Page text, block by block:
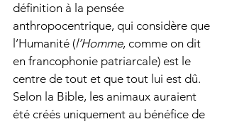
définition à la pensée
anthropocentrique, qui considère que
l’Humanité (l’Homme, comme on dit
en francophonie patriarcale) est le
centre de tout et que tout lui est dû.
Selon la Bible, les animaux auraient
été créés uniquement au bénéfice de